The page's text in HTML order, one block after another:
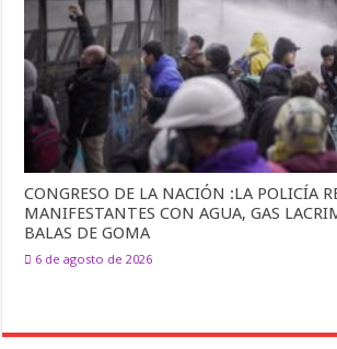
CONGRESO DE LA NACIÓN :LA POLICÍA
MANIFESTANTES CON AGUA, GAS
BALAS DE GOMA
6 de agosto de 2026